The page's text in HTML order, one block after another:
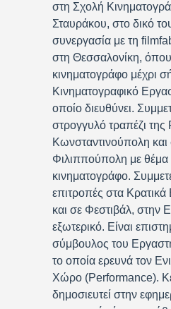
στη Σχολή
Σταυράκου, στο δικό
συνεργασία με τη
στη Θεσσαλονίκη, όπου
κινηματογράφο μέχρι
Κινηματογραφικό
οποίο διευθύνει.
στρογγυλό τραπέζι
Κωνσταντινούπολη και
Φιλιππούπολη με θέμα
κινηματογράφο.
επιτροπές στα Κρατικά
και σε Φεστιβάλ, στην
εξωτερικό. Είναι
σύμβουλος του
το οποία ερευνά τον
Χώρο (Performance).
δημοσιευτεί στην